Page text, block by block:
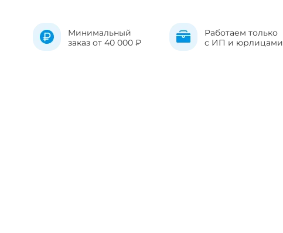
Минимальный
заказ от 40 000 ₽
Работаем только
с ИП и юрлицами